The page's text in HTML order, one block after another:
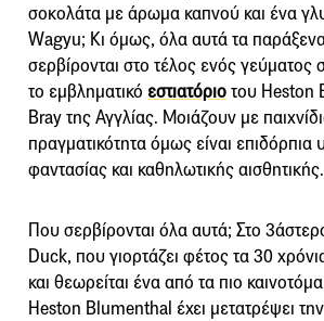
σοκολάτα με άρωμα καπνού και ένα
Wagyu; Κι όμως, όλα αυτά τα
σερβίρονται στο τέλος ενός γεύματος
το εμβληματικό εστιατόριοτου Heston
Bray της Αγγλίας. Μοιάζουν με
πραγματικότητα όμως είναι επιδόρπια
φαντασίας και καθηλωτικής αισθητικής.
Που σερβίρονται όλα αυτά; Στο
Duck, που γιορτάζει φέτος τα 30
και θεωρείται ένα από τα πιο
Heston Blumenthal έχει μετατρέψει